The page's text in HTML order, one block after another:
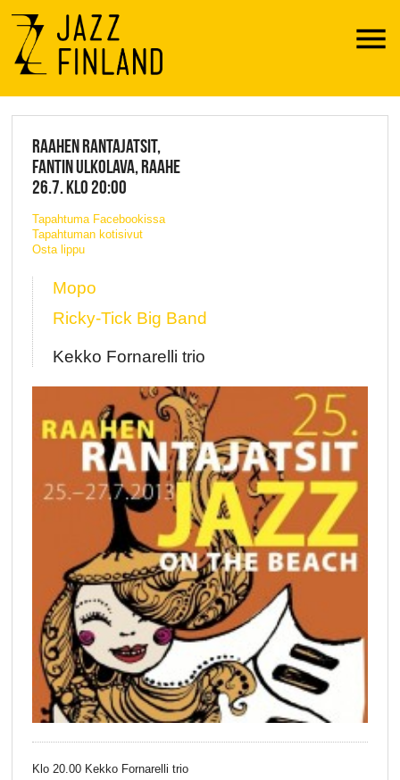
Menu
JAZZ FINLAND LIVE
RAAHEN RANTAJATSIT,
FANTIN ULKOLAVA, RAAHE
26.7. KLO 20:00
Tapahtuma Facebookissa
Tapahtuman kotisivut
Osta lippu
Mopo
Ricky-Tick Big Band
Kekko Fornarelli trio
Klo 20.00 Kekko Fornarelli trio